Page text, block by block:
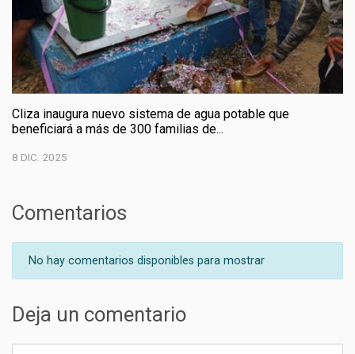
Cliza inaugura nuevo sistema de agua potable que
beneficiará a más de 300 familias de...
8 DIC. 2025
Comentarios
No hay comentarios disponibles para mostrar
Deja un comentario